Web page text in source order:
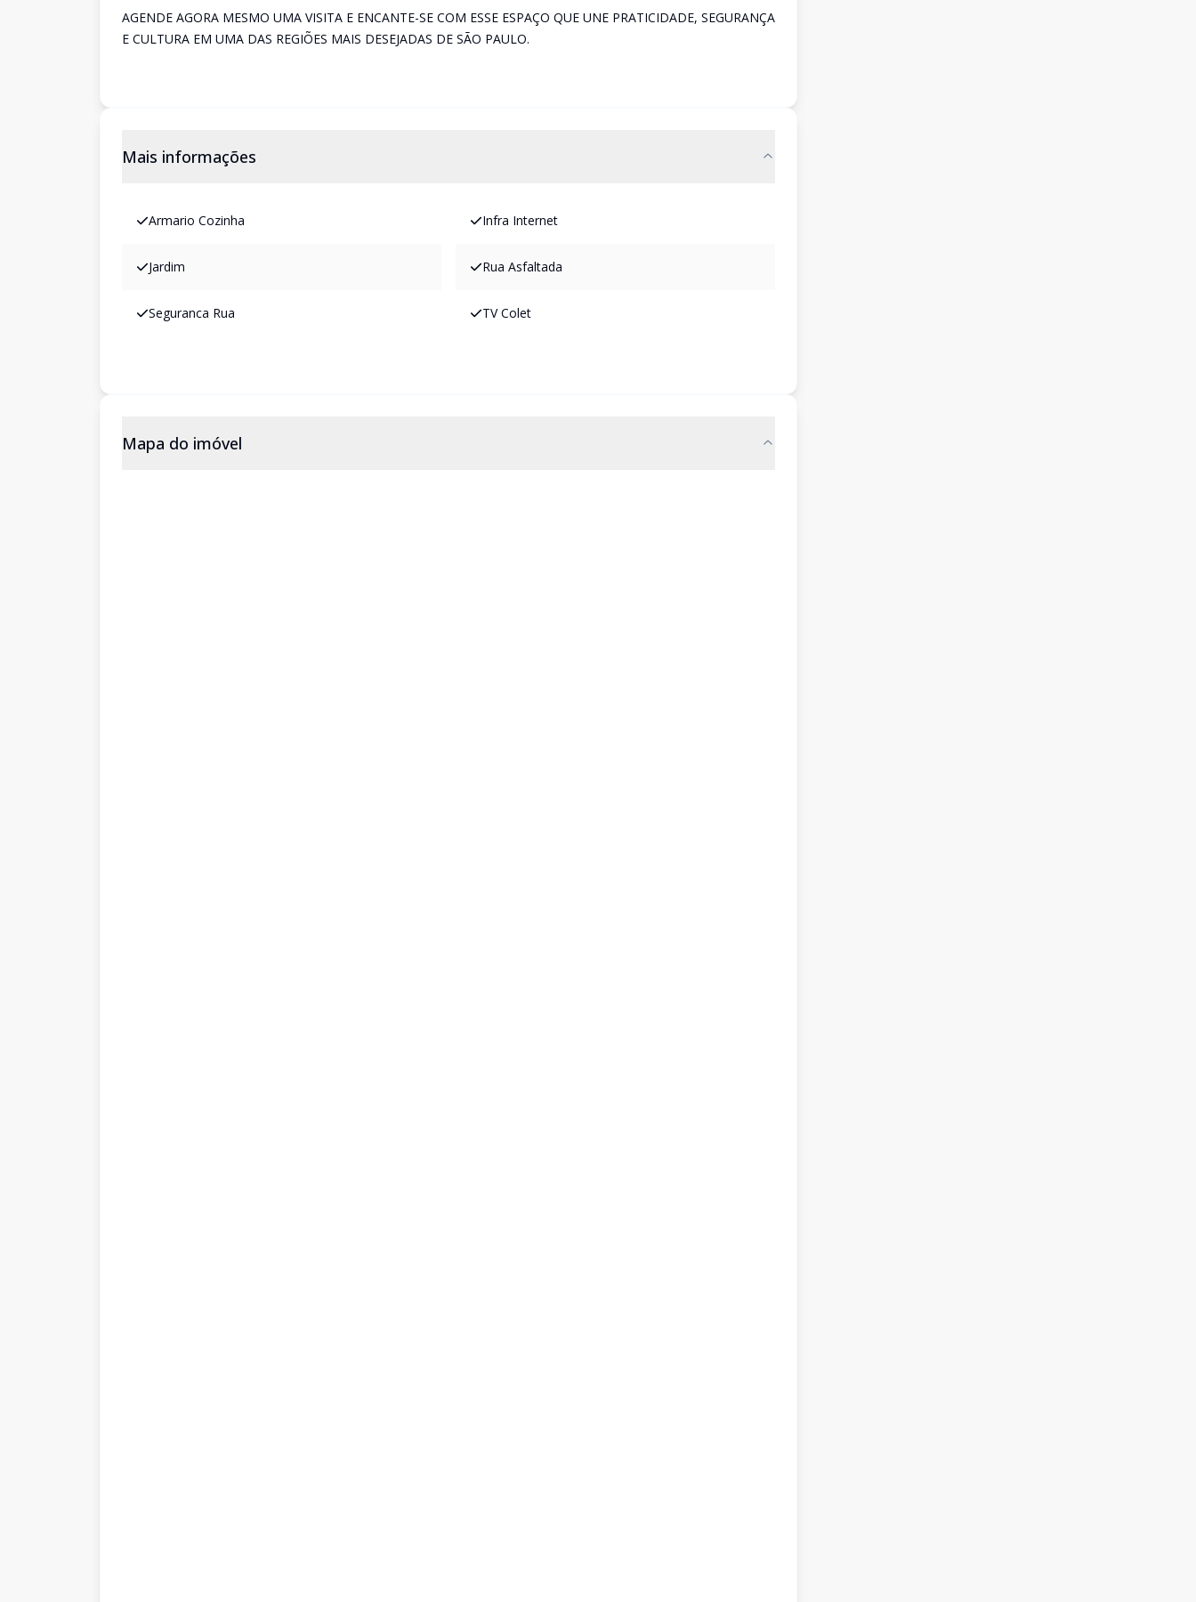
AGENDE AGORA MESMO UMA VISITA E ENCANTE-SE COM ESSE ESPAÇO QUE UNE PRATICIDADE, SEGURANÇA
E CULTURA EM UMA DAS REGIÕES MAIS DESEJADAS DE SÃO PAULO.
Mais informações
Armario Cozinha Infra Internet
Jardim Rua Asfaltada
Seguranca Rua TV Colet
Mapa do imóvel